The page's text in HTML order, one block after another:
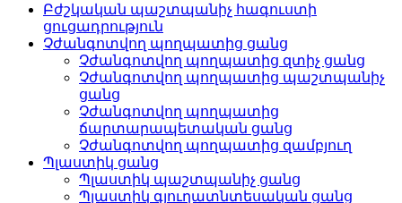
Բժշկական պաշտպանիչ հագուստի
ցուցադրություն
Չժանգոտվող պողպատից ցանց
Չժանգոտվող պողպատից զտիչ ցանց
Չժանգոտվող պողպատից պաշտպանիչ
ցանց
Չժանգոտվող պողպատից
ճարտարապետական ​​ցանց
Չժանգոտվող պողպատից զամբյուղ
Պլաստիկ ցանց
Պլաստիկ պաշտպանիչ ցանց
Պլաստիկ գյուղատնտեսական ցանց